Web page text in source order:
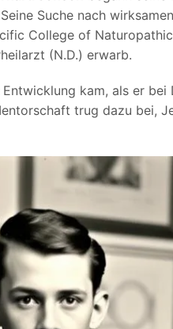
Suche nach
College of
(N.D.) erwarb.
kam, als er
trug dazu bei,